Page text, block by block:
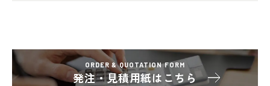
ORDER & QUOTATION FORM
発注・見積用紙はこちら